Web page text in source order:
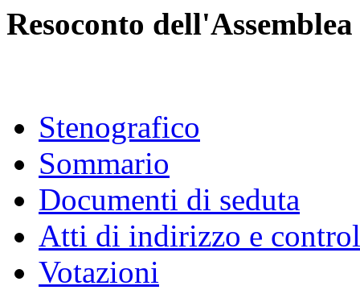
Resoconto dell'Assemblea
Stenografico
Sommario
Documenti di seduta
Atti di indirizzo e
Votazioni